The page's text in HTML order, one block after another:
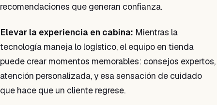
recomendaciones que generan confianza.
Elevar la experiencia en cabina: Mientras la
tecnología maneja lo logístico, el equipo en tienda
puede crear momentos memorables: consejos expertos,
atención personalizada, y esa sensación de cuidado
que hace que un cliente regrese.